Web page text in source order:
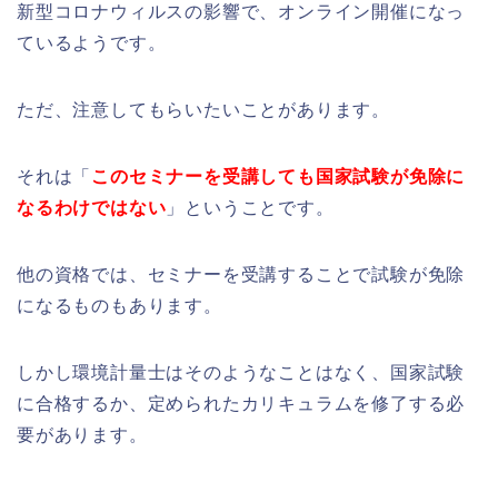
新型コロナウィルスの影響で、オンライン開催になっ
ているようです。
ただ、注意してもらいたいことがあります。
それは「 このセミナーを受講しても国家試験が免除に
なるわけではない 」ということです。
他の資格では、セミナーを受講することで試験が免除
になるものもあります。
しかし環境計量士はそのようなことはなく、国家試験
に合格するか、定められたカリキュラムを修了する必
要があります。